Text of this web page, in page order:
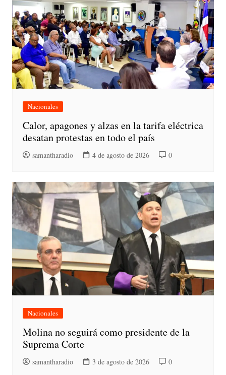
Nacionales
Calor, apagones y alzas en la tarifa eléctrica
desatan protestas en todo el país
samantharadio 4 de agosto de 2026 0
Nacionales
Molina no seguirá como presidente de la
Suprema Corte
samantharadio 3 de agosto de 2026 0